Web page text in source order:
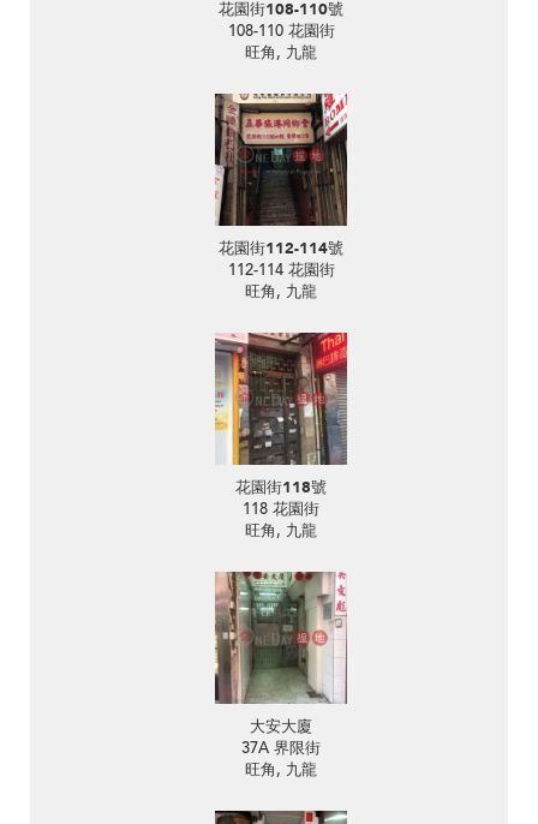
花園街108-110號
108-110 花園街
旺角, 九龍
花園街112-114號
112-114 花園街
旺角, 九龍
花園街118號
118 花園街
旺角, 九龍
大安大廈
37A 界限街
旺角, 九龍